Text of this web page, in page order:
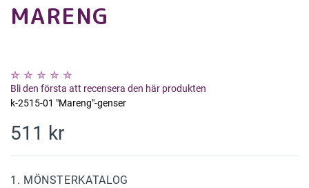
MARENG
Bli den första att recensera den här produkten
k-2515-01 "Mareng"-genser
511 kr
1. MÖNSTERKATALOG